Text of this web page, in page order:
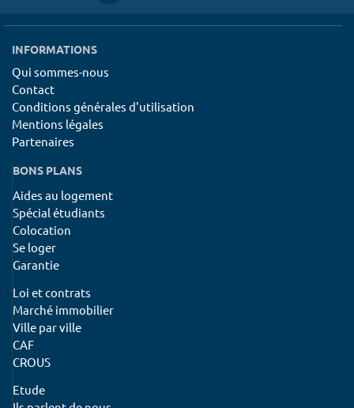
INFORMATIONS
Qui sommes-nous
Contact
Conditions générales d'utilisation
Mentions légales
Partenaires
BONS PLANS
Aides au logement
Spécial étudiants
Colocation
Se loger
Garantie
Loi et contrats
Marché immobilier
Ville par ville
CAF
CROUS
Etude